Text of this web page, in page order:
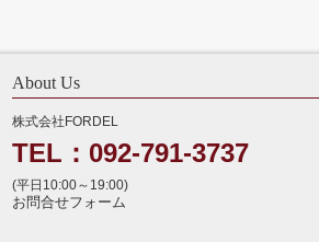
About Us
株式会社FORDEL
TEL：092-791-3737
(平日10:00～19:00)
お問合せフォーム